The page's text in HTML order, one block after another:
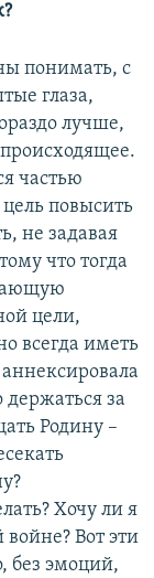
понимать, с
глаза,
лучше,
частью
повысить
не задавая
что тогда
цели,
всегда иметь
за
Родину –
Хочу ли я
войне? Вот эти
без эмоций,